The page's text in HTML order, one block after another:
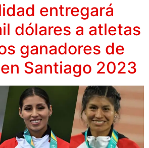
entregará
dólares a atletas
ganadores de
Santiago 2023